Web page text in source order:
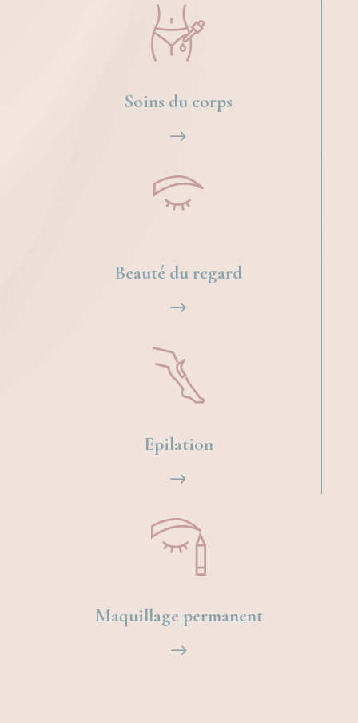
Soins du corps
$
Beauté du regard
$
Epilation
$
Maquillage permanent
$